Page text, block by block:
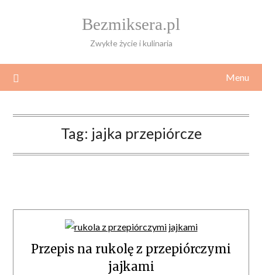
Bezmiksera.pl
Zwykłe życie i kulinaria
Menu
Tag: jajka przepiórcze
Przepis na rukolę z przepiórczymi
jajkami